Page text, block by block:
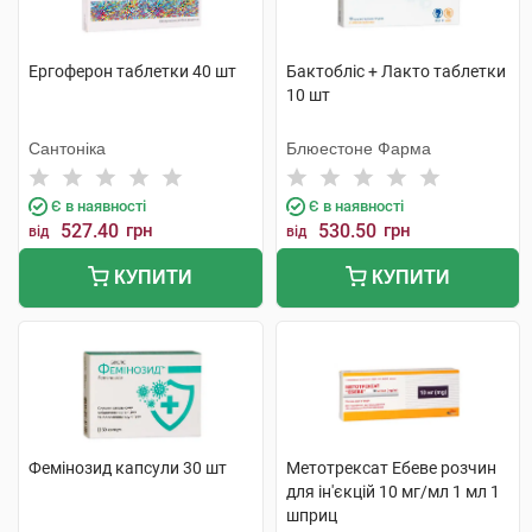
Ергоферон таблетки 40 шт
Сантоніка
Є в наявності
від 527.40 грн
КУПИТИ
Бактобліс + Лакто таблетки
10 шт
Блюестоне Фарма
Є в наявності
від 530.50 грн
КУПИТИ
Фемінозид капсули 30 шт
Метотрексат Ебеве розчин
для ін'єкцій 10 мг/мл 1 мл 1
шприц